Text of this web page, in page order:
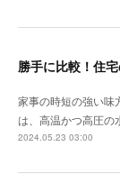
家事の時短の強い味
は、高温かつ高圧
2024.05.23 03:00